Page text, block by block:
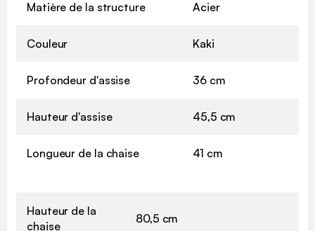
Matière de la structure Acier
Couleur Kaki
Profondeur d'assise 36 cm
Hauteur d'assise 45,5 cm
Longueur de la chaise 41 cm
Hauteur de la
chaise
80,5 cm